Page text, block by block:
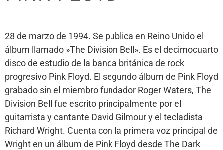
28 de marzo de 1994. Se publica en Reino Unido el
álbum llamado »The Division Bell». Es el decimocuarto
disco de estudio de la banda británica de rock
progresivo Pink Floyd. El segundo álbum de Pink Floyd
grabado sin el miembro fundador Roger Waters, The
Division Bell fue escrito principalmente por el
guitarrista y cantante David Gilmour y el tecladista
Richard Wright. Cuenta con la primera voz principal de
Wright en un álbum de Pink Floyd desde The Dark